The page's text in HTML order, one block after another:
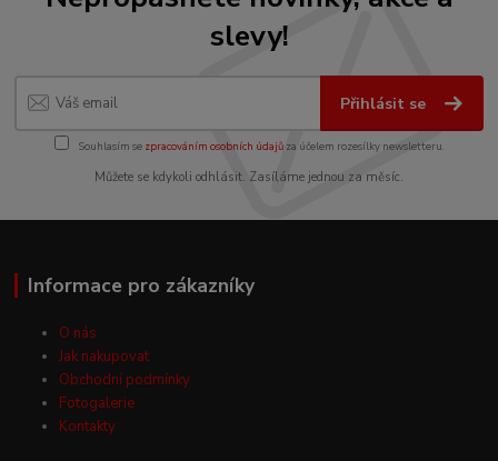
slevy!
Přihlásit se
Souhlasím se zpracováním osobních údajůza účelem rozesílky newsletteru.
Můžete se kdykoli odhlásit. Zasíláme jednou za měsíc.
Informace pro zákazníky
O nás
Jak nakupovat
Obchodní podmínky
Fotogalerie
Kontakty